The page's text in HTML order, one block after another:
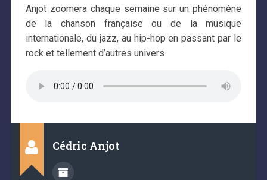
Anjot zoomera chaque semaine sur un phénomène
de la chanson française ou de la musique
internationale, du jazz, au hip-hop en passant par le
rock et tellement d’autres univers.
Cédric Anjot